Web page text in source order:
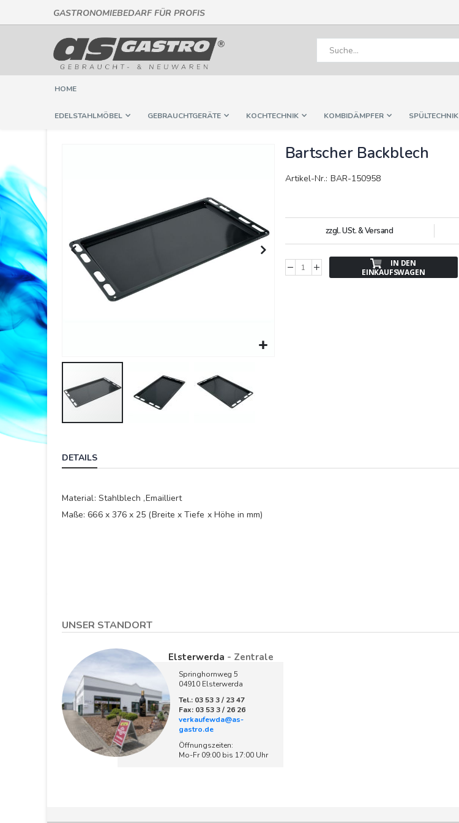
GASTRONOMIEBEDARF FÜR PROFIS
zum
Inhalt
HOME
EDELSTAHLMÖBEL GEBRAUCHTGERÄTE KOCHTECHNIK KOMBIDÄMPFER SPÜLTECHNIK
Anfang
Bartscher Backblech
Artikel-Nr.: BAR-150958
zzgl. USt. & Versand
IN DEN
EINKAUFSWAGEN
DETAILS
Material: Stahlblech ,Emailliert
Maße: 666 x 376 x 25 (Breite x Tiefe x Höhe in mm)
UNSER STANDORT
Elsterwerda - Zentrale
Springhornweg 5
04910 Elsterwerda
Tel.: 03 53 3 / 23 47
Fax: 03 53 3 / 26 26
verkaufewda@as-
gastro.de
Öffnungszeiten:
Mo-Fr 09:00 bis 17:00 Uhr